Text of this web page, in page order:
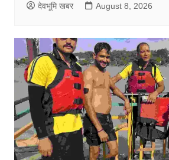
देवभूमि खबर August 8, 2026